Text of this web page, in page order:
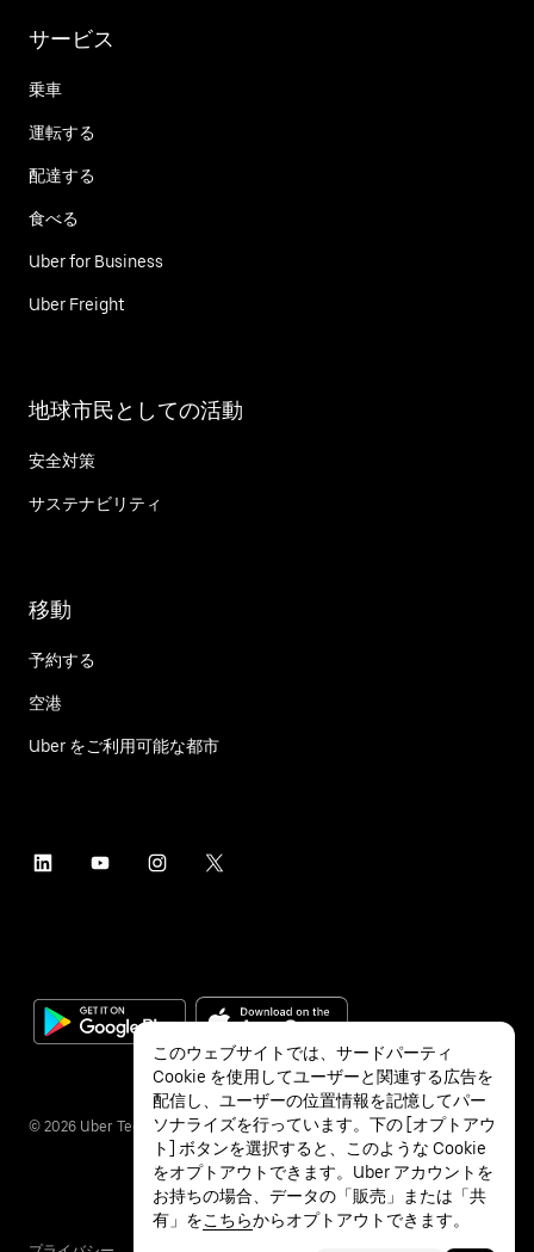
サービス
乗車
運転する
配達する
食べる
Uber for Business
Uber Freight
地球市民としての活動
安全対策
サステナビリティ
移動
予約する
空港
Uber をご利用可能な都市
© 2026 Uber Technologies Inc.
このウェブサイトでは、サードパーティ
Cookie を使用してユーザーと関連する広告を
配信し、ユーザーの位置情報を記憶してパー
ソナライズを行っています。下の [オプトアウ
ト] ボタンを選択すると、このような Cookie
をオプトアウトできます。Uber アカウントを
お持ちの場合、データの「販売」または「共
有」をこちらからオプトアウトできます。